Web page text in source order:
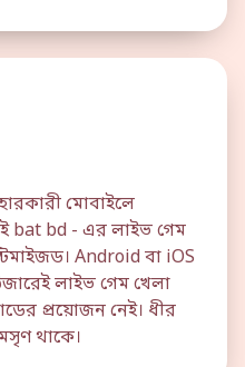
মোবাইলে
bat bd - এর লাইভ গেম
Android বা iOS
লাইভ গেম খেলা
প্রয়োজন নেই। ধীর
থাকে।